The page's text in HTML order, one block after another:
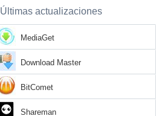
Últimas actualizaciones
MediaGet
Download Master
BitComet
Shareman